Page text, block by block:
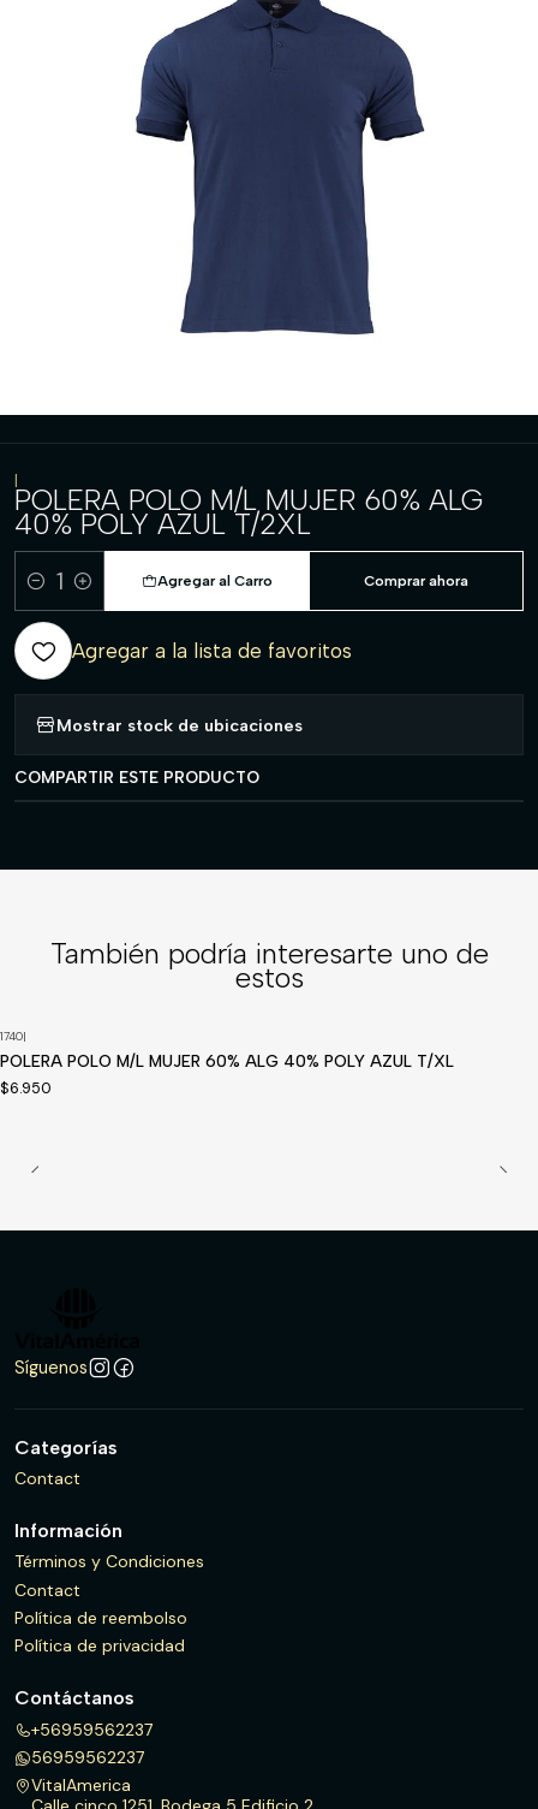
|
POLERA POLO M/L MUJER 60% ALG
40% POLY AZUL T/2XL
Cantidad
Agregar al Carro Comprar ahora
Agregar a la lista de favoritos
Mostrar stock de ubicaciones
COMPARTIR ESTE PRODUCTO
También podría interesarte uno de
estos
Disponible a pedido
1740|
POLERA POLO M/L MUJER 60% ALG 40% POLY AZUL T/XL
$6.950
Síguenos
Categorías
Contact
Información
Términos y Condiciones
Contact
Política de reembolso
Política de privacidad
Contáctanos
+56959562237
56959562237
VitalAmerica